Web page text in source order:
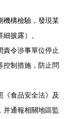
機構檢驗，發現某
披露）。
責令涉事單位停止
控制措施，防止問
《食品安全法》及
并通報相關地區監